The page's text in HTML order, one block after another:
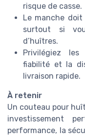
risque de casse.
Le manche
surtout si
d’huîtres.
Privilégiez
fiabilité et la
livraison rapide.
À retenir
Un couteau pour
investissement
performance, la